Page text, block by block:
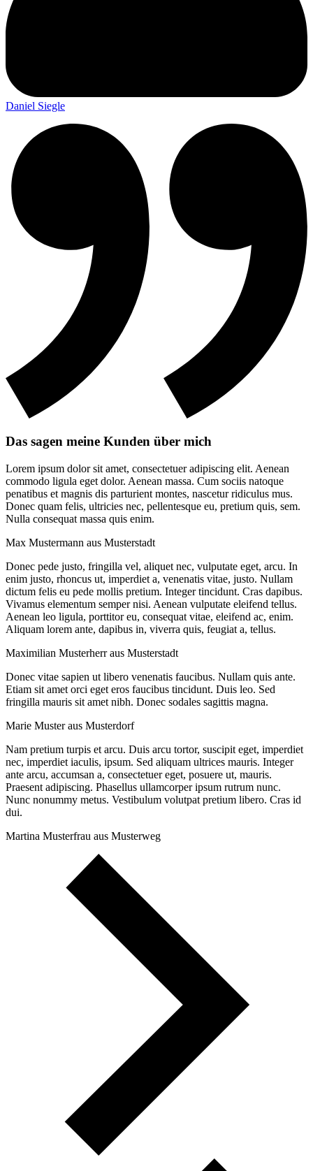
Daniel Siegle
Das sagen meine Kunden über mich
Lorem ipsum dolor sit amet, consectetuer adipiscing elit. Aenean
commodo ligula eget dolor. Aenean massa. Cum sociis natoque
penatibus et magnis dis parturient montes, nascetur ridiculus mus.
Donec quam felis, ultricies nec, pellentesque eu, pretium quis, sem.
Nulla consequat massa quis enim.
Max Mustermann aus Musterstadt
Donec pede justo, fringilla vel, aliquet nec, vulputate eget, arcu. In
enim justo, rhoncus ut, imperdiet a, venenatis vitae, justo. Nullam
dictum felis eu pede mollis pretium. Integer tincidunt. Cras dapibus.
Vivamus elementum semper nisi. Aenean vulputate eleifend tellus.
Aenean leo ligula, porttitor eu, consequat vitae, eleifend ac, enim.
Aliquam lorem ante, dapibus in, viverra quis, feugiat a, tellus.
Maximilian Musterherr aus Musterstadt
Donec vitae sapien ut libero venenatis faucibus. Nullam quis ante.
Etiam sit amet orci eget eros faucibus tincidunt. Duis leo. Sed
fringilla mauris sit amet nibh. Donec sodales sagittis magna.
Marie Muster aus Musterdorf
Nam pretium turpis et arcu. Duis arcu tortor, suscipit eget, imperdiet
nec, imperdiet iaculis, ipsum. Sed aliquam ultrices mauris. Integer
ante arcu, accumsan a, consectetuer eget, posuere ut, mauris.
Praesent adipiscing. Phasellus ullamcorper ipsum rutrum nunc.
Nunc nonummy metus. Vestibulum volutpat pretium libero. Cras id
dui.
Martina Musterfrau aus Musterweg